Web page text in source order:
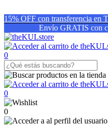
15% OFF con transferencia
Envío GRATIS con
0
0
0